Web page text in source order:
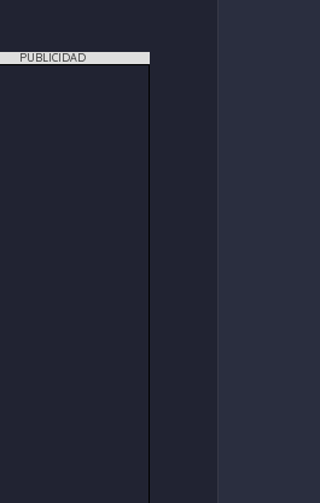
PUBLICIDAD